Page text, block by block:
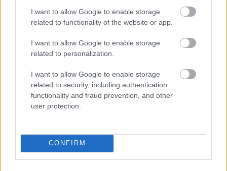
I want to allow Google to enable storage
related to functionality of the website or app.
I want to allow Google to enable storage
related to personalization.
I want to allow Google to enable storage
related to security, including authentication
functionality and fraud prevention, and other
user protection.
CONFIRM
ÉRDEKESSÉG
Válassz egy kártyát, és megtudhatod, mi vár